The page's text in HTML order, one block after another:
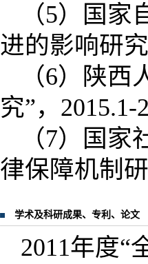
（5）国
进的影响研
（6）陕
究”，
（7）国
律保障机制
学术及科研成果、专利、论文
2011年度“